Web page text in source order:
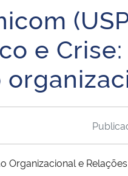
Segurança
Advocacia-
e
Organizacional e